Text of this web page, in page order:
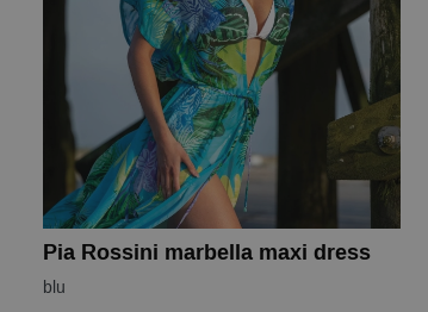
Pia Rossini marbella maxi dress
blu